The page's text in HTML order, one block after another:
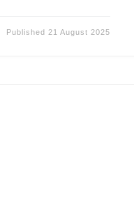
Published 21 August 2025